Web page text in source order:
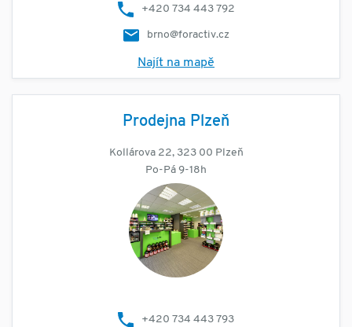
+420 734 443 792
brno@foractiv.cz
Najít na mapě
Prodejna Plzeň
Kollárova 22, 323 00 Plzeň
Po-Pá 9-18h
+420 734 443 793